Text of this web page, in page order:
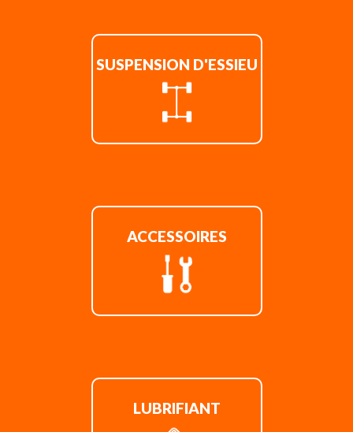
SUSPENSION D'ESSIEU
ACCESSOIRES
LUBRIFIANT